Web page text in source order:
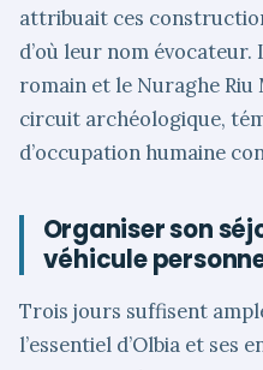
attribuait ces
d’où leur nom évocateur.
romain et le Nuraghe
circuit archéologique,
d’occupation humaine
Organiser son
véhicule
Trois jours suffisent
l’essentiel d’Olbia et ses